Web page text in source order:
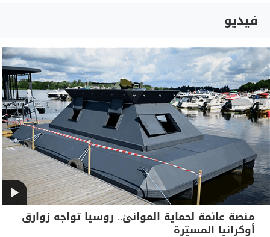
فيديو
منصة عائمة لحماية الموانئ.. روسيا تواجه زوارق
أوكرانيا المسيّرة